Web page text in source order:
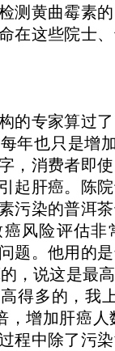
测黄曲霉素
在这些院士
的专家算过
年也只是增
，消费者即
起肝癌。陈
污染的普洱
风险评估非
题。他用的
，说这是最
得多的，我
，增加肝癌
程中除了污